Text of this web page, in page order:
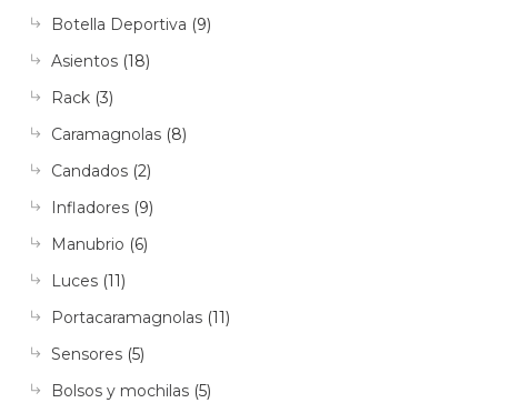
Botella Deportiva (9)
Asientos (18)
Rack (3)
Caramagnolas (8)
Candados (2)
Infladores (9)
Manubrio (6)
Luces (11)
Portacaramagnolas (11)
Sensores (5)
Bolsos y mochilas (5)